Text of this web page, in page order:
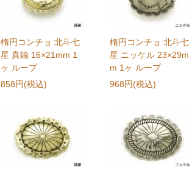
楕円コンチョ 北斗七
星 真鍮 16×21mm 1
ヶ ループ
858円(税込)
楕円コンチョ 北斗七
星 ニッケル 23×29m
m 1ヶ ループ
968円(税込)